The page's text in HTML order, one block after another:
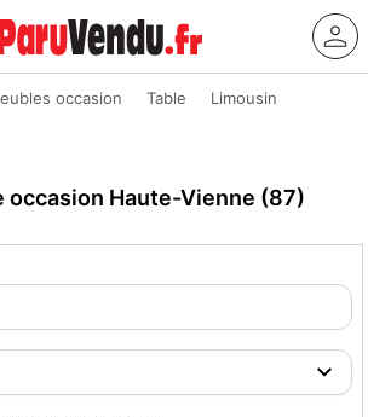
occasion Table
Limousin
occasion Haute-Vienne (87)